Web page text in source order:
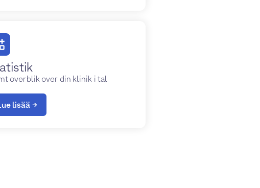
overblik over din klinik i tal
lisää →